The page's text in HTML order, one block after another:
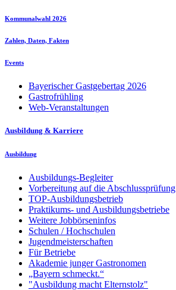
Kommunalwahl 2026
Zahlen, Daten, Fakten
Events
Bayerischer Gastgebertag 2026
Gastrofrühling
Web-Veranstaltungen
Ausbildung & Karriere
Ausbildung
Ausbildungs-Begleiter
Vorbereitung auf die Abschlussprüfung
TOP-Ausbildungsbetrieb
Praktikums- und Ausbildungsbetriebe
Weitere Jobbörseninfos
Schulen / Hochschulen
Jugendmeisterschaften
Für Betriebe
Akademie junger Gastronomen
„Bayern schmeckt.“
"Ausbildung macht Elternstolz"